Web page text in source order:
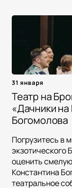
31 января
Театр на
«Дачники на
Богомолова
Погрузитесь в
экзотического
оценить
Константина
театральное